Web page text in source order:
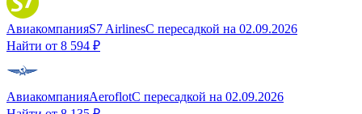
АвиакомпанияS7 AirlinesС пересадкой на 02.09.2026
Найти от 8 594 ₽
АвиакомпанияAeroflotС пересадкой на 02.09.2026